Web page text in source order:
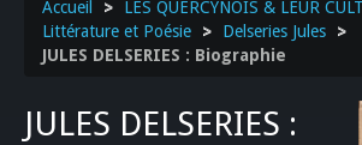
Accueil > LES QUERCYNOIS & LEUR
Littérature et Poésie
> Delseries Jules
>
JULES DELSERIES : Biographie
JULES DELSERIES :